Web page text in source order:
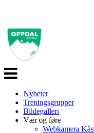
Veksle
navigasjon
Nyheter
Treningsgrupper
Bildegalleri
Vær og føre
Webkamera